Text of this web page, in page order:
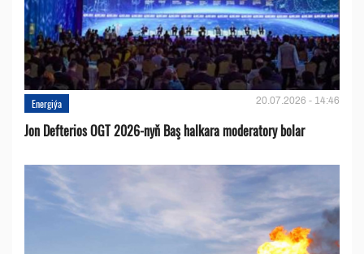
Energiýa 20.07.2026 - 14:46
Jon Defterios OGT 2026-nyň Baş halkara moderatory bolar